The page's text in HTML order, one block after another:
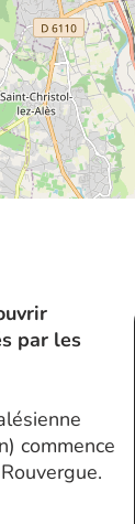
par les
commence